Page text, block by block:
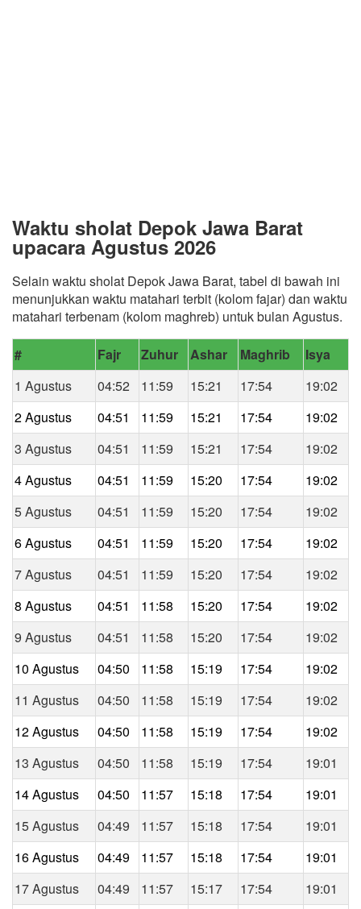
Waktu sholat Depok Jawa Barat
upacara Agustus 2026
Selain waktu sholat Depok Jawa Barat, tabel di bawah ini
menunjukkan waktu matahari terbit (kolom fajar) dan waktu
matahari terbenam (kolom maghreb) untuk bulan Agustus.
# Fajr Zuhur Ashar Maghrib
Isya
1 Agustus
04:52 11:59 15:21 17:54
19:02
2 Agustus
04:51 11:59 15:21 17:54
19:02
3 Agustus
04:51 11:59 15:21 17:54
19:02
4 Agustus
04:51 11:59 15:20 17:54
19:02
5 Agustus
04:51 11:59 15:20 17:54
19:02
6 Agustus
04:51 11:59 15:20 17:54
19:02
7 Agustus
04:51 11:59 15:20 17:54
19:02
8 Agustus
04:51 11:58 15:20 17:54
19:02
9 Agustus
04:51 11:58 15:20 17:54
19:02
10 Agustus
04:50 11:58 15:19 17:54
19:02
11 Agustus
04:50 11:58 15:19 17:54
19:02
12 Agustus
04:50 11:58 15:19 17:54
19:02
13 Agustus
04:50 11:58 15:19 17:54
19:01
14 Agustus
04:50 11:57 15:18 17:54
19:01
15 Agustus
04:49 11:57 15:18 17:54
19:01
16 Agustus
04:49 11:57 15:18 17:54
19:01
17 Agustus
04:49 11:57 15:17 17:54 19:01